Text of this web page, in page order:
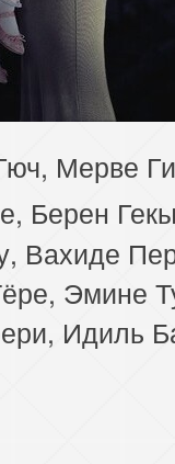
79 серия
83 серия
Мерве
Берен
Вахиде
Эмине
Идиль